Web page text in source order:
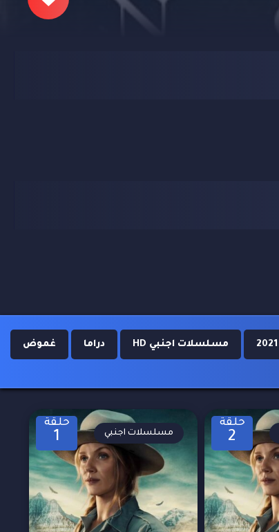
مسلسلات اجنبي HD دراما غموض
حلقة
2
حلقة
1 مسلسلات اجنبي